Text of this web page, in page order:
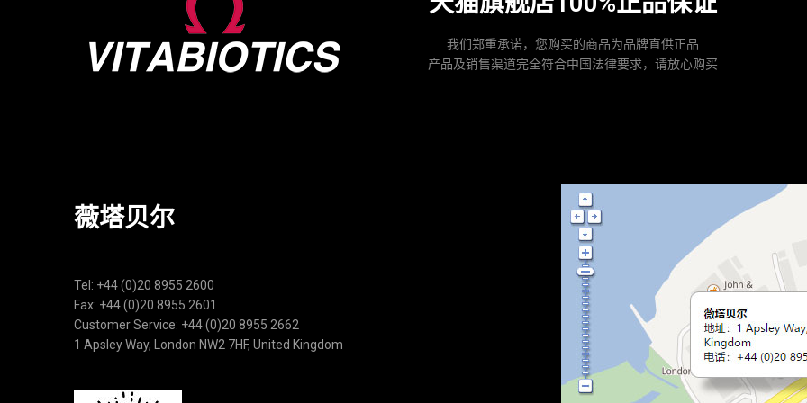
我们郑重承诺，您购买的商品为品牌直供正品
产品及销售渠道完全符合中国法律要求，请放心购买
薇塔贝尔
Tel: +44 (0)20 8955 2600
Fax: +44 (0)20 8955 2601
Customer Service: +44 (0)20 8955 2662
1 Apsley Way, London NW2 7HF, United Kingdom